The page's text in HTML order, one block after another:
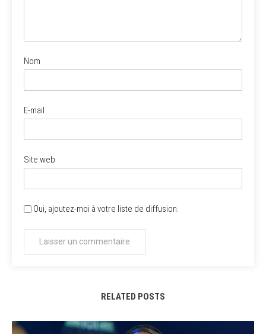
Nom
E-mail
Site web
Oui, ajoutez-moi à votre liste de diffusion.
RELATED POSTS